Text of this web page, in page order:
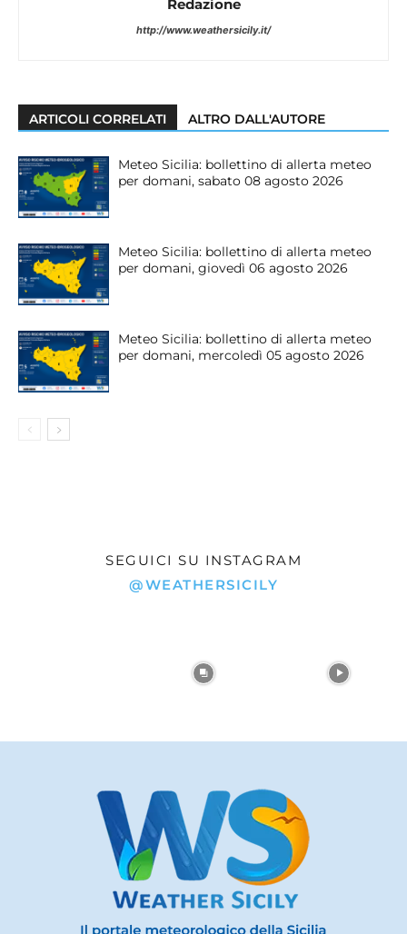
Redazione
http://www.weathersicily.it/
ARTICOLI CORRELATI ALTRO DALL'AUTORE
Meteo Sicilia: bollettino di allerta meteo
per domani, sabato 08 agosto 2026
Meteo Sicilia: bollettino di allerta meteo
per domani, giovedì 06 agosto 2026
Meteo Sicilia: bollettino di allerta meteo
per domani, mercoledì 05 agosto 2026
SEGUICI SU INSTAGRAM
@WEATHERSICILY